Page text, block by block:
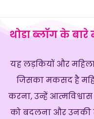
थोडा ब्लॉग के बारे
यह लड़कियों और
जिसका मकसद है
करना, उन्हें
को बदलना और उनकी